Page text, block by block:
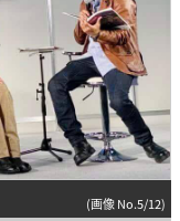
(画像 No.5/12)